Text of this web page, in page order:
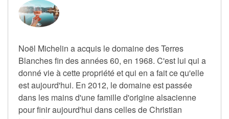
Noël Michelin a acquis le domaine des Terres
Blanches fin des années 60, en 1968. C'est lui qui a
donné vie à cette propriété et qui en a fait ce qu'elle
est aujourd'hui. En 2012, le domaine est passée
dans les mains d'une famille d'origine alsacienne
pour finir aujourd'hui dans celles de Christian